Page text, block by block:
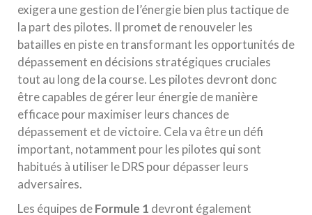
exigera une gestion de l’énergie bien plus tactique de
la part des pilotes. Il promet de renouveler les
batailles en piste en transformant les opportunités de
dépassement en décisions stratégiques cruciales
tout au long de la course. Les pilotes devront donc
être capables de gérer leur énergie de manière
efficace pour maximiser leurs chances de
dépassement et de victoire. Cela va être un défi
important, notamment pour les pilotes qui sont
habitués à utiliser le DRS pour dépasser leurs
adversaires.
Les équipes deFormule 1 devront également